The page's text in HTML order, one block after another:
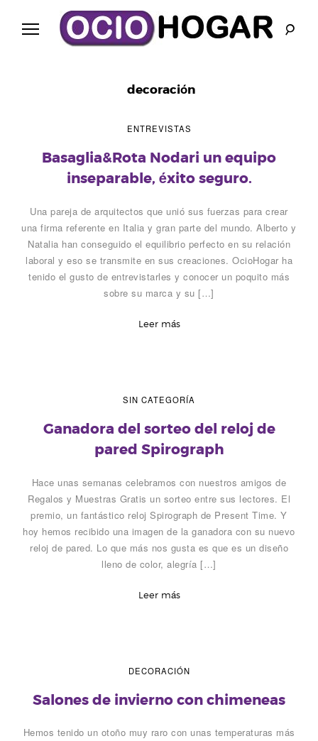
contenido
g
O
c
i
o
decoración
ENTREVISTAS
Basaglia&Rota Nodari un equipo
inseparable, éxito seguro.
Una pareja de arquitectos que unió sus fuerzas para crear
una firma referente en Italia y gran parte del mundo. Alberto y
Natalia han conseguido el equilibrio perfecto en su relación
laboral y eso se transmite en sus creaciones. OcioHogar ha
tenido el gusto de entrevistarles y conocer un poquito más
sobre su marca y su […]
Leer más
SIN CATEGORÍA
Ganadora del sorteo del reloj de
pared Spirograph
Hace unas semanas celebramos con nuestros amigos de
Regalos y Muestras Gratis un sorteo entre sus lectores. El
premio, un fantástico reloj Spirograph de Present Time. Y
hoy hemos recibido una imagen de la ganadora con su nuevo
reloj de pared. Lo que más nos gusta es que es un diseño
lleno de color, alegría […]
Leer más
DECORACIÓN
Salones de invierno con chimeneas
Hemos tenido un otoño muy raro con unas temperaturas más